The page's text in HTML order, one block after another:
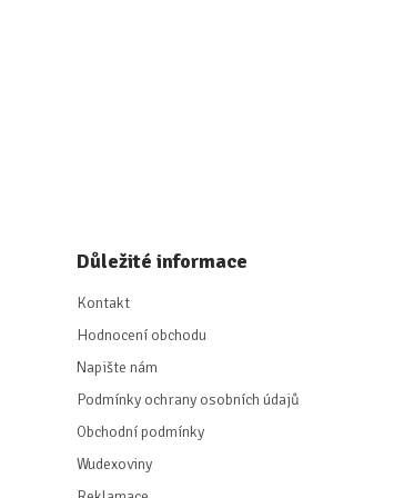
Důležité informace
Kontakt
Hodnocení obchodu
Napište nám
Podmínky ochrany osobních údajů
Obchodní podmínky
Wudexoviny